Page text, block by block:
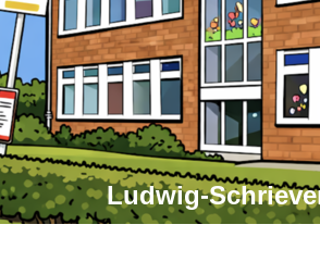
Ludwig-